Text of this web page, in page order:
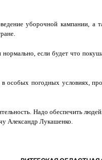
уборочной кампании, а
если будет что
в особых погодных условиях,
Надо обеспечить
Александр Лукашенко.